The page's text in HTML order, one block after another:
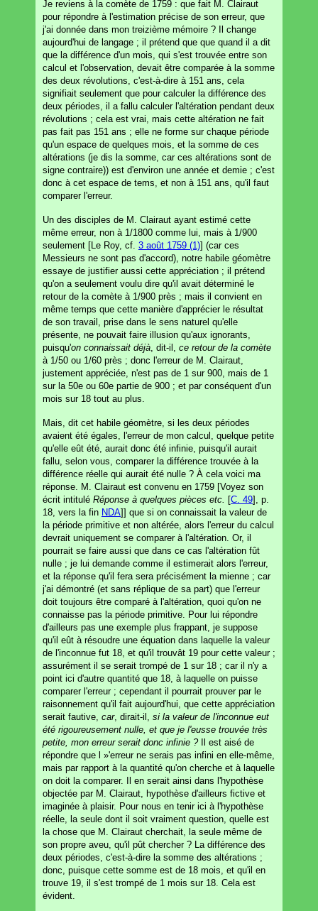
Je reviens à la comète de 1759 : que fait M. Clairaut
pour répondre à l'estimation précise de son erreur, que
j'ai donnée dans mon treizième mémoire ? Il change
aujourd'hui de langage ; il prétend que que quand il a dit
que la différence d'un mois, qui s'est trouvée entre son
calcul et l'observation, devait être comparée à la somme
des deux révolutions, c'est-à-dire à 151 ans, cela
signifiait seulement que pour calculer la différence des
deux périodes, il a fallu calculer l'altération pendant deux
révolutions ; cela est vrai, mais cette altération ne fait
pas fait pas 151 ans ; elle ne forme sur chaque période
qu'un espace de quelques mois, et la somme de ces
altérations (je dis la somme, car ces altérations sont de
signe contraire)) est d'environ une année et demie ; c'est
donc à cet espace de tems, et non à 151 ans, qu'il faut
comparer l'erreur.
Un des disciples de M. Clairaut ayant estimé cette
même erreur, non à 1/1800 comme lui, mais à 1/900
seulement [Le Roy, cf. 3 août 1759 (1)] (car ces
Messieurs ne sont pas d'accord), notre habile géomètre
essaye de justifier aussi cette appréciation ; il prétend
qu'on a seulement voulu dire qu'il avait déterminé le
retour de la comète à 1/900 près ; mais il convient en
même temps que cette manière d'apprécier le résultat
de son travail, prise dans le sens naturel qu'elle
présente, ne pouvait faire illusion qu'aux ignorants,
puisqu'on connaissait déjà , dit-il, ce retour de la comète
à 1/50 ou 1/60 près ; donc l'erreur de M. Clairaut,
justement appréciée, n'est pas de 1 sur 900, mais de 1
sur la 50e ou 60e partie de 900 ; et par conséquent d'un
mois sur 18 tout au plus.
Mais, dit cet habile géomètre, si les deux périodes
avaient été égales, l'erreur de mon calcul, quelque petite
qu'elle eût été, aurait donc été infinie, puisqu'il aurait
fallu, selon vous, comparer la différence trouvée à la
différence réelle qui aurait été nulle ? À cela voici ma
réponse. M. Clairaut est convenu en 1759 [Voyez son
écrit intitulé Réponse à quelques pièces etc. [C. 49], p.
18, vers la fin NDA]] que si on connaissait la valeur de
la période primitive et non altérée, alors l'erreur du calcul
devrait uniquement se comparer à l'altération. Or, il
pourrait se faire aussi que dans ce cas l'altération fût
nulle ; je lui demande comme il estimerait alors l'erreur,
et la réponse qu'il fera sera précisément la mienne ; car
j'ai démontré (et sans réplique de sa part) que l'erreur
doit toujours être comparé à l'altération, quoi qu'on ne
connaisse pas la période primitive. Pour lui répondre
d'ailleurs pas une exemple plus frappant, je suppose
qu'il eût à résoudre une équation dans laquelle la valeur
de l'inconnue fut 18, et qu'il trouvât 19 pour cette valeur ;
assurément il se serait trompé de 1 sur 18 ; car il n'y a
point ici d'autre quantité que 18, à laquelle on puisse
comparer l'erreur ; cependant il pourrait prouver par le
raisonnement qu'il fait aujourd'hui, que cette appréciation
serait fautive, car, dirait-il, si la valeur de l'inconnue eut
été rigoureusement nulle, et que je l'eusse trouvée très
petite, mon erreur serait donc infinie ?Il est aisé de
répondre que l »'erreur ne serais pas infini en elle-même,
mais par rapport à la quantité qu'on cherche et à laquelle
on doit la comparer. Il en serait ainsi dans l'hypothèse
objectée par M. Clairaut, hypothèse d'ailleurs fictive et
imaginée à plaisir. Pour nous en tenir ici à l'hypothèse
réelle, la seule dont il soit vraiment question, quelle est
la chose que M. Clairaut cherchait, la seule même de
son propre aveu, qu'il pût chercher ? La différence des
deux périodes, c'est-à-dire la somme des altérations ;
donc, puisque cette somme est de 18 mois, et qu'il en
trouve 19, il s'est trompé de 1 mois sur 18. Cela est
évident.